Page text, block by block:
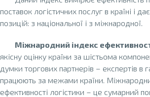
поставок логістичних послуг в країні і
позицій: з національної і з міжнародної.
Міжнародний індекс
якісну оцінку країни за шістьома
думки торгових партнерів – експертів в
працюють за межами країни.
ефективності логістики – це сумарний